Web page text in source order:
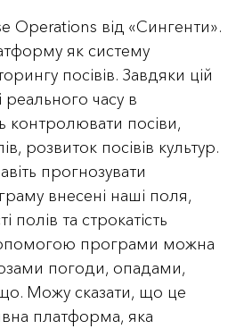
Operations від «Сингенти».
як систему
посівів. Завдяки цій
часу в
контролювати посіви,
розвиток посівів культур.
прогнозувати
внесені наші поля,
полів та строкатість
програми можна
погоди, опадами,
Можу сказати, що це
платформа, яка